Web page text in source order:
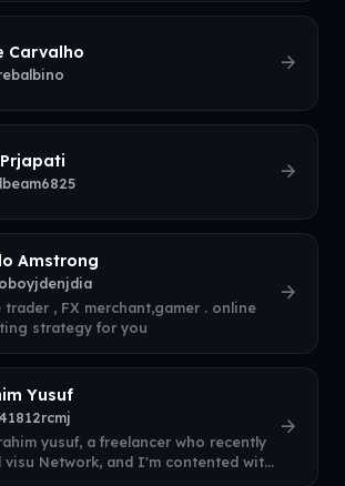
Carvalho arrow_forward
arrow_forward
Amstrong
trader , FX merchant,gamer . online
strategy for you
arrow_forward
Yusuf
who recently
visu Network, and I'm contented with
arrow_forward